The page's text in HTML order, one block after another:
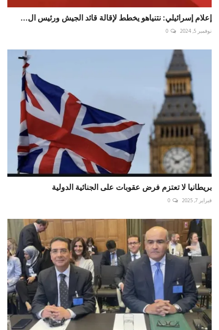
إعلام إسرائيلي: نتنياهو يخطط لإقالة قائد الجيش ورئيس ال...
نوفمبر 5, 2024 0
بريطانيا لا تعتزم فرض عقوبات على الجنائية الدولية
فبراير 7, 2025 0